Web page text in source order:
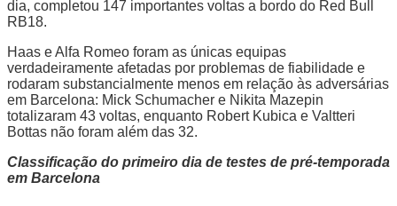
dia, completou 147 importantes voltas a bordo do Red Bull
RB18.
Haas e Alfa Romeo foram as únicas equipas
verdadeiramente afetadas por problemas de fiabilidade e
rodaram substancialmente menos em relação às adversárias
em Barcelona: Mick Schumacher e Nikita Mazepin
totalizaram 43 voltas, enquanto Robert Kubica e Valtteri
Bottas não foram além das 32.
Classificação do primeiro dia de testes de pré-temporada
em Barcelona